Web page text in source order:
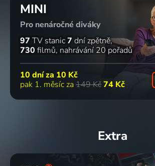
MINI
Pro nenáročné diváky
97 TV stanic7 dní zpětně
730 filmů nahrávání 20 pořadů
10 dní za 10 Kč
pak 1. měsíc za 149 Kč74 Kč
Extra